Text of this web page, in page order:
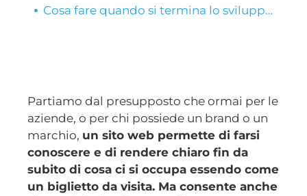
Cosa fare quando si termina lo sviluppo del sito?
Partiamo dal presupposto che ormai per le
aziende, o per chi possiede un brand o un
marchio, un sito web permette di farsi
conoscere e di rendere chiaro fin da
subito di cosa ci si occupa essendo come
un biglietto da visita. Ma consente anche